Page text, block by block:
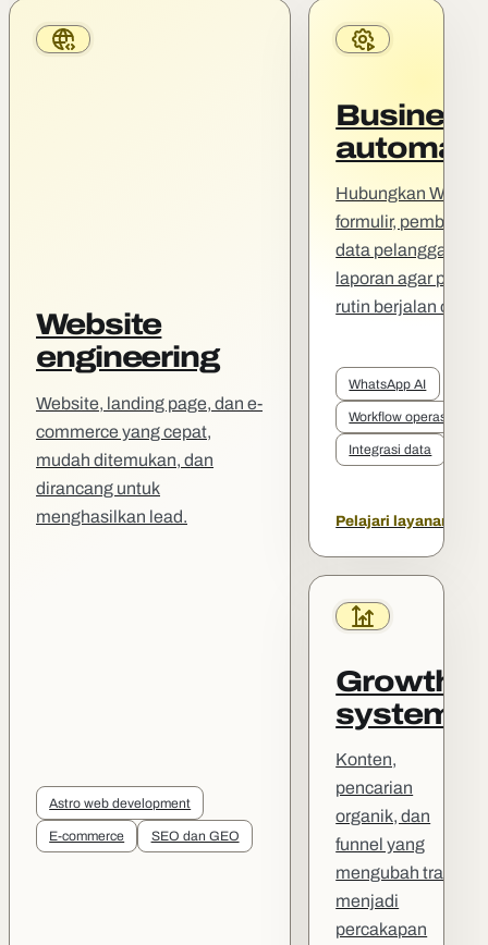
Website
engineering
Website, landing page, dan e-
commerce yang cepat,
mudah ditemukan, dan
dirancang untuk
menghasilkan lead.
Astro web development
E-commerce SEO dan GEO
Business
Hubungkan
formulir,
data pelanggan,
laporan agar
rutin berjalan
WhatsApp AI
Workflow operasional
Integrasi data
Pelajari layanan
Growth
systems
Konten,
pencarian
organik, dan
funnel yang
mengubah trafik
menjadi
percakapan